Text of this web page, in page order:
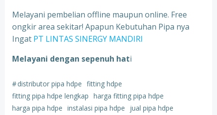
Melayani pembelian offline maupun online. Free
ongkir area sekitar! Apapun Kebutuhan Pipa nya
Ingat PT LINTAS SINERGY MANDIRI
Melayani dengan sepenuh hati
#distributor pipa hdpe fitting hdpe
fitting pipa hdpe lengkap harga fitting pipa hdpe
harga pipa hdpe instalasi pipa hdpe
jual pipa hdpe